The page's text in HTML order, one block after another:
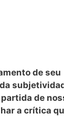
de seu
de
a crítica